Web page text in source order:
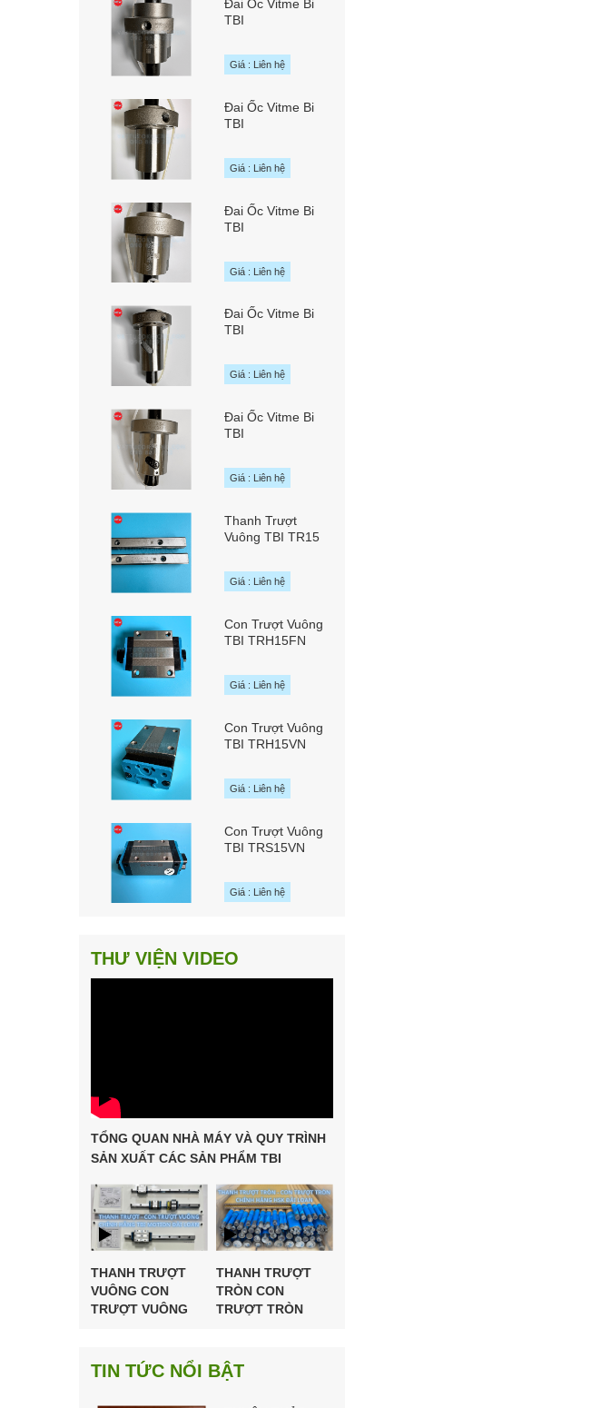
Đai Ốc Vitme Bi
TBI
/ SFYR01616A2D
chính hãng TBI
Giá : Liên hệ
Đai Ốc Vitme Bi
TBI
chính hãng TBI
MOTION Đài Loan
Giá : Liên hệ
Đai Ốc Vitme Bi
TBI
chính hãng TBI
MOTION Đài Loan
Giá : Liên hệ
Đai Ốc Vitme Bi
TBI
chính hãng TBI
MOTION Đài Loan
Giá : Liên hệ
Đai Ốc Vitme Bi
TBI
chính hãng TBI
MOTION Đài Loan
Giá : Liên hệ
Thanh Trượt
Vuông TBI TR15
MOTION Đài Loan
Giá : Liên hệ
Con Trượt Vuông
TBI TRH15FN
MOTION Đài Loan
Giá : Liên hệ
Con Trượt Vuông
TBI TRH15VN
MOTION Đài Loan
Giá : Liên hệ
Con Trượt Vuông
TBI TRS15VN
MOTION Đài Loan
Giá : Liên hệ
THƯ VIỆN VIDEO
TỔNG QUAN NHÀ MÁY VÀ QUY TRÌNH
SẢN XUẤT CÁC SẢN PHẨM TBI
THANH TRƯỢT
VUÔNG CON
TRƯỢT VUÔNG
LOAN
THANH TRƯỢT
TRÒN CON
TRƯỢT TRÒN
TIN TỨC NỔI BẬT